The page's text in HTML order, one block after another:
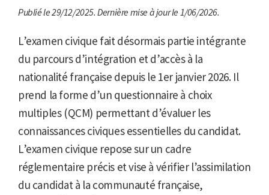
Publié le 29/12/2025. Dernière mise à jour le 1/06/2026.
L’examen civique fait désormais partie intégrante
du parcours d’intégration et d’accès à la
nationalité française depuis le 1er janvier 2026. Il
prend la forme d’un questionnaire à choix
multiples (QCM) permettant d’évaluer les
connaissances civiques essentielles du candidat.
L’examen civique repose sur un cadre
réglementaire précis et vise à vérifier l’assimilation
du candidat à la communauté française,